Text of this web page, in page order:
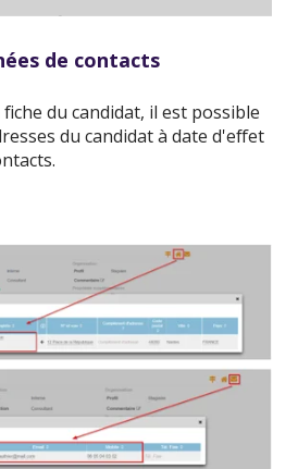
de contacts
du candidat, il est possible
du candidat à date d'effet